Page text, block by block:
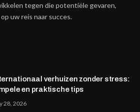
tegen die potentiële gevaren,
uw reis naar succes.
verhuizen zonder stress:
en praktische tips
28, 2026